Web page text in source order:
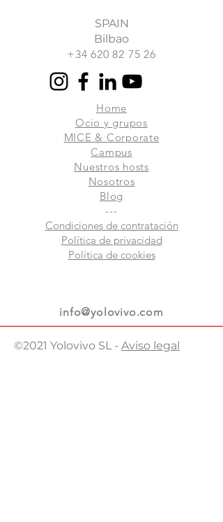
SPAIN
Bilbao
+34 620 82 75 26
Home
Ocio y grupos
MICE & Corporate
Campus
Nuestros hosts
Nosotros
Blog
---
Condiciones de contratación
Política de privacidad
Política de cookies
info@yolovivo.com
©2021 Yolovivo SL - Aviso legal